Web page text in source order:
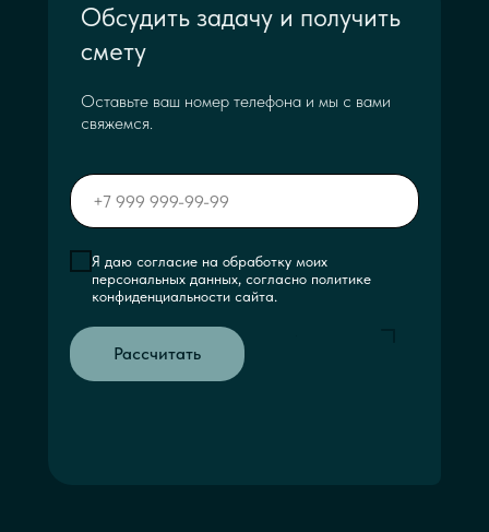
Обсудить задачу и получить
смету
Оставьте ваш номер телефона и мы с вами
свяжемся.
Я даю согласие на обработку моих
персональных данных, согласно политике
конфиденциальности сайта.
Рассчитать